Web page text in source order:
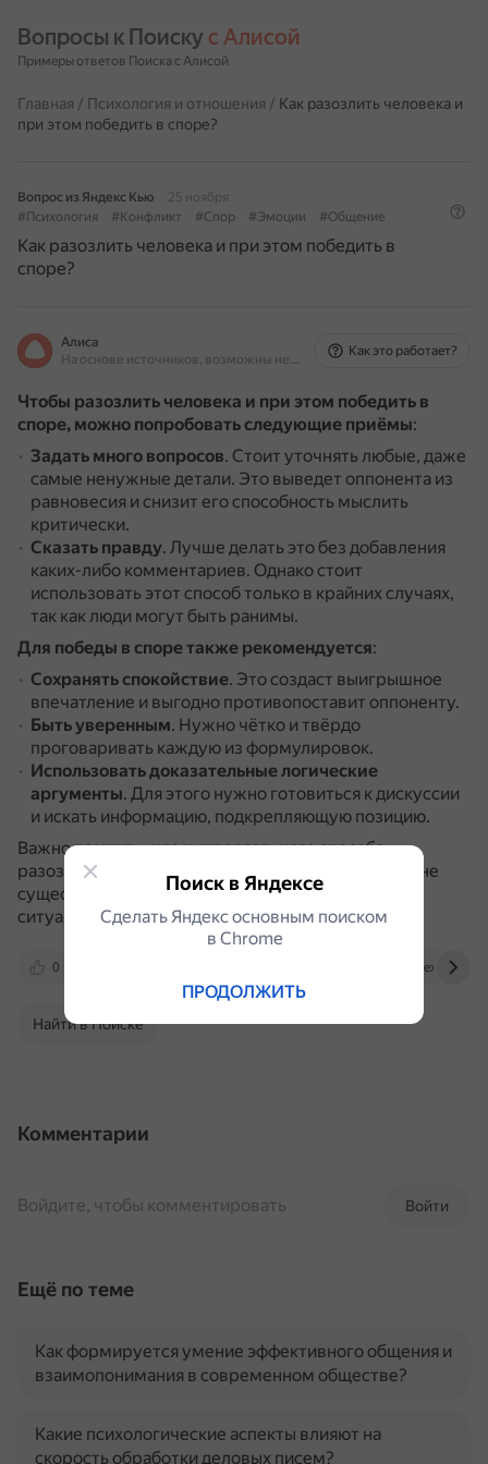
Вопросы к Поиску с Алисой
Примеры ответов Поиска с Алисой
Главная / Психология и отношения / Как разозлить человека и
при этом победить в споре?
Вопрос из Яндекс Кью
25 ноября
#Психология
#Конфликт #Спор #Эмоции #Общение
Как разозлить человека и при этом победить в
споре?
Алиса
На основе источников, возможны неточности
Как это работает?
Чтобы разозлить человека и при этом победить в
споре, можно попробовать следующие приёмы:
Задать много вопросов. Стоит уточнять любые, даже
самые ненужные детали. Это выведет оппонента из
равновесия и снизит его способность мыслить
критически.
Сказать правду. Лучше делать это без добавления
каких-либо комментариев. Однако стоит
использовать этот способ только в крайних случаях,
так как люди могут быть ранимы.
Для победы в споре также рекомендуется:
Сохранять спокойствие. Это создаст выигрышное
впечатление и выгодно противопоставит оппоненту.
Быть уверенным. Нужно чётко и твёрдо
проговаривать каждую из формулировок.
Использовать доказательные логические
аргументы. Для этого нужно готовиться к дискуссии
и искать информацию, подкрепляющую позицию.
Важно помнить, что универсального способа
разозлить человека и при этом победить в споре не
существует, так как это зависит от конкретной
ситуации и оппонента.
0 yandex.ru
Найти в Поиске
Комментарии
Войти
Войдите, чтобы комментировать
Ещё по теме
Как формируется умение эффективного общения и
взаимопонимания в современном обществе?
Какие психологические аспекты влияют на
скорость обработки деловых писем?
Поиск в Яндексе
Сделать Яндекс основным поиском
в Сhrome
ПРОДОЛЖИТЬ